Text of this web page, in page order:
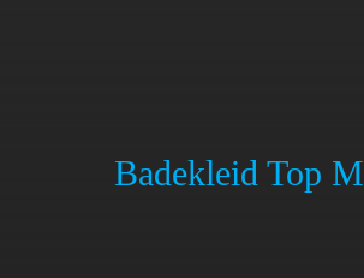
Badekleid Top